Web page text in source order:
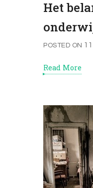
Het
POSTED ON
Read More